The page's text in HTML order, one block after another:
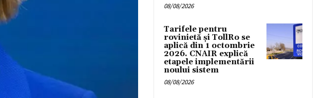
08/08/2026
Tarifele pentru
rovinietă și TollRo se
aplică din 1 octombrie
2026. CNAIR explică
etapele implementării
noului sistem
08/08/2026